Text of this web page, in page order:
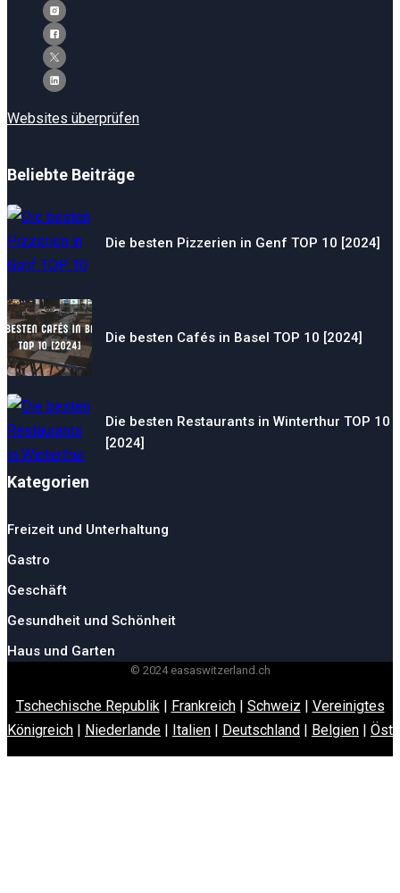
Websites überprüfen
Beliebte Beiträge
Die besten Pizzerien in Genf TOP 10 [2024]
Die besten Cafés in Basel TOP 10 [2024]
Die besten Restaurants in Winterthur TOP 10
[2024]
Kategorien
Freizeit und Unterhaltung
Gastro
Geschäft
Gesundheit und Schönheit
Haus und Garten
© 2024 easaswitzerland.ch
Tschechische Republik| Frankreich| Schweiz | Vereinigtes
Königreich | Niederlande | Italien | Deutschland | Belgien |